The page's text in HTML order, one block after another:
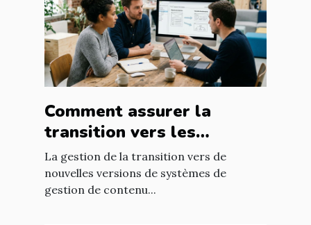
Comment assurer la
transition vers les
nouvelles versions de
systèmes de gestion de
contenu ?
La gestion de la transition vers de
nouvelles versions de systèmes de
gestion de contenu...